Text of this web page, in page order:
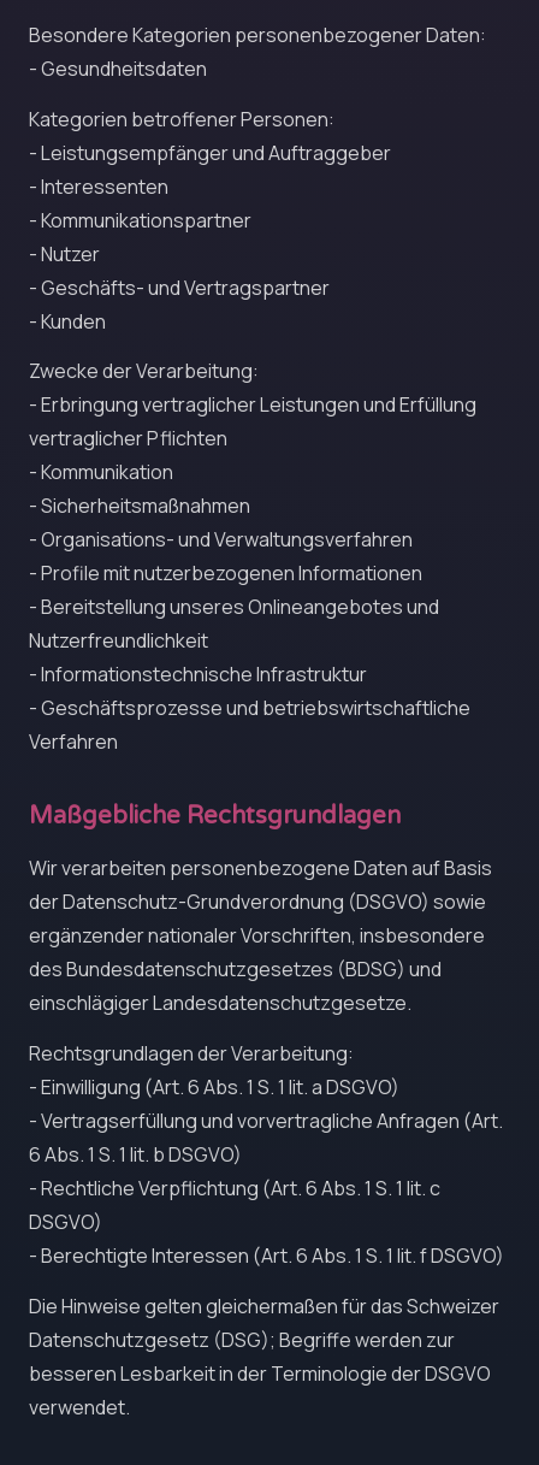
Besondere Kategorien personenbezogener Daten:
- Gesundheitsdaten
Kategorien betroffener Personen:
- Leistungsempfänger und Auftraggeber
- Interessenten
- Kommunikationspartner
- Nutzer
- Geschäfts- und Vertragspartner
- Kunden
Zwecke der Verarbeitung:
- Erbringung vertraglicher Leistungen und Erfüllung
vertraglicher Pflichten
- Kommunikation
- Sicherheitsmaßnahmen
- Organisations- und Verwaltungsverfahren
- Profile mit nutzerbezogenen Informationen
- Bereitstellung unseres Onlineangebotes und
Nutzerfreundlichkeit
- Informationstechnische Infrastruktur
- Geschäftsprozesse und betriebswirtschaftliche
Verfahren
Maßgebliche Rechtsgrundlagen
Wir verarbeiten personenbezogene Daten auf Basis
der Datenschutz-Grundverordnung (DSGVO) sowie
ergänzender nationaler Vorschriften, insbesondere
des Bundesdatenschutzgesetzes (BDSG) und
einschlägiger Landesdatenschutzgesetze.
Rechtsgrundlagen der Verarbeitung:
- Einwilligung (Art. 6 Abs. 1 S. 1 lit. a DSGVO)
- Vertragserfüllung und vorvertragliche Anfragen (Art.
6 Abs. 1 S. 1 lit. b DSGVO)
- Rechtliche Verpflichtung (Art. 6 Abs. 1 S. 1 lit. c
DSGVO)
- Berechtigte Interessen (Art. 6 Abs. 1 S. 1 lit. f DSGVO)
Die Hinweise gelten gleichermaßen für das Schweizer
Datenschutzgesetz (DSG); Begriffe werden zur
besseren Lesbarkeit in der Terminologie der DSGVO
verwendet.